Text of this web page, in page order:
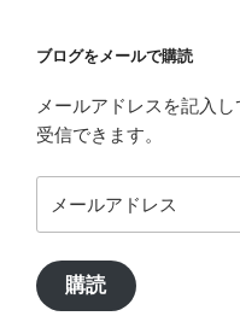
ブログをメールで購読
メールアドレスを記入
受信できます。
ー
ア
ド
購読